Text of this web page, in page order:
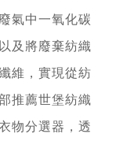
氣中一氧化碳
及將廢棄紡織
維，實現從紡
推薦世堡紡織
物分選器，透